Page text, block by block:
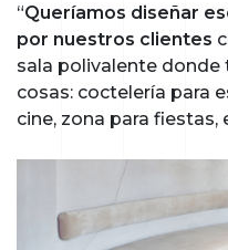
“Queríamos diseñar
por nuestros clientes
sala polivalente donde
cosas: coctelería para
cine, zona para fiestas,